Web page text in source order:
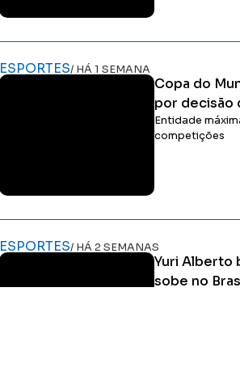
ESPORTES/ HÁ 1 SEMANA
Copa do
por decisão
Entidade
competições
ESPORTES/ HÁ 2 SEMANAS
Yuri Alberto
sobe no